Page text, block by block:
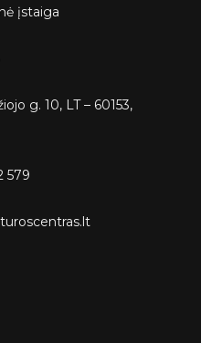
įstaiga
g. 10, LT – 60153,
579